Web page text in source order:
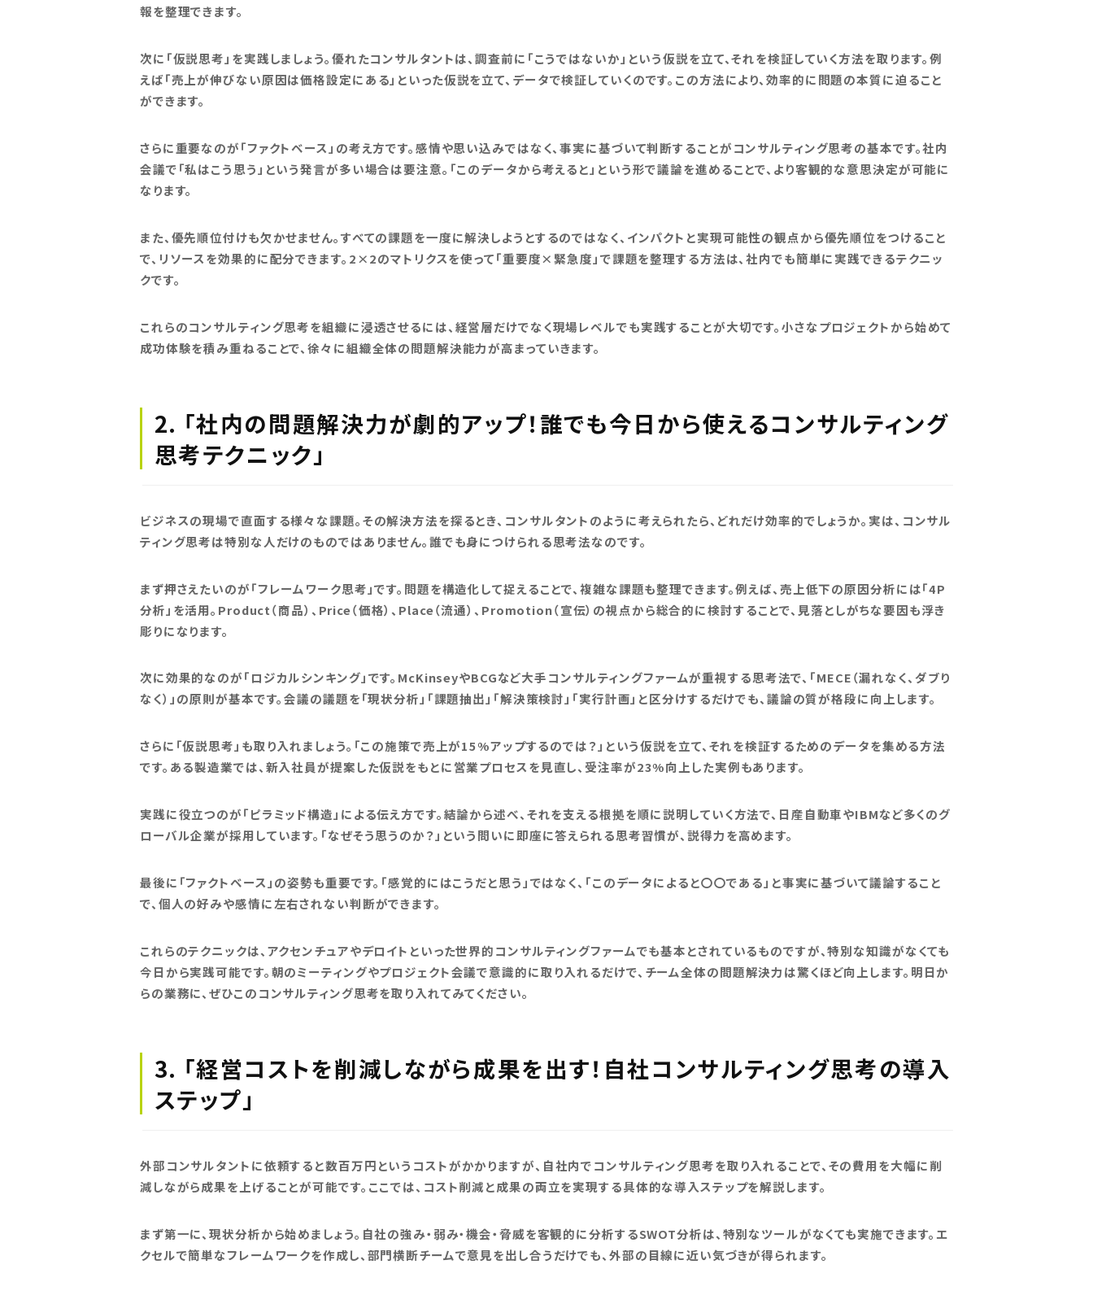
報を整理できます。
次に「仮説思考」を実践しましょう。優れたコンサルタントは、調査前に「こうではないか」という仮説を立て、それを検証していく方法を取ります。例
えば「売上が伸びない原因は価格設定にある」といった仮説を立て、データで検証していくのです。この方法により、効率的に問題の本質に迫ること
ができます。
さらに重要なのが「ファクトベース」の考え方です。感情や思い込みではなく、事実に基づいて判断することがコンサルティング思考の基本です。社内
会議で「私はこう思う」という発言が多い場合は要注意。「このデータから考えると」という形で議論を進めることで、より客観的な意思決定が可能に
なります。
また、優先順位付けも欠かせません。すべての課題を一度に解決しようとするのではなく、インパクトと実現可能性の観点から優先順位をつけること
で、リソースを効果的に配分できます。2×2のマトリクスを使って「重要度×緊急度」で課題を整理する方法は、社内でも簡単に実践できるテクニッ
クです。
これらのコンサルティング思考を組織に浸透させるには、経営層だけでなく現場レベルでも実践することが大切です。小さなプロジェクトから始めて
成功体験を積み重ねることで、徐々に組織全体の問題解決能力が高まっていきます。
2. 「社内の問題解決力が劇的アップ！誰でも今日から使えるコンサルティング
思考テクニック」
ビジネスの現場で直面する様々な課題。その解決方法を探るとき、コンサルタントのように考えられたら、どれだけ効率的でしょうか。実は、コンサル
ティング思考は特別な人だけのものではありません。誰でも身につけられる思考法なのです。
まず押さえたいのが「フレームワーク思考」です。問題を構造化して捉えることで、複雑な課題も整理できます。例えば、売上低下の原因分析には「4P
分析」を活用。Product（商品）、Price（価格）、Place（流通）、Promotion（宣伝）の視点から総合的に検討することで、見落としがちな要因も浮き
彫りになります。
次に効果的なのが「ロジカルシンキング」です。McKinseyやBCGなど大手コンサルティングファームが重視する思考法で、「MECE（漏れなく、ダブり
なく）」の原則が基本です。会議の議題を「現状分析」「課題抽出」「解決策検討」「実行計画」と区分けするだけでも、議論の質が格段に向上します。
さらに「仮説思考」も取り入れましょう。「この施策で売上が15%アップするのでは？」という仮説を立て、それを検証するためのデータを集める方法
です。ある製造業では、新入社員が提案した仮説をもとに営業プロセスを見直し、受注率が23%向上した実例もあります。
実践に役立つのが「ピラミッド構造」による伝え方です。結論から述べ、それを支える根拠を順に説明していく方法で、日産自動車やIBMなど多くのグ
ローバル企業が採用しています。「なぜそう思うのか？」という問いに即座に答えられる思考習慣が、説得力を高めます。
最後に「ファクトベース」の姿勢も重要です。「感覚的にはこうだと思う」ではなく、「このデータによると〇〇である」と事実に基づいて議論すること
で、個人の好みや感情に左右されない判断ができます。
これらのテクニックは、アクセンチュアやデロイトといった世界的コンサルティングファームでも基本とされているものですが、特別な知識がなくても
今日から実践可能です。朝のミーティングやプロジェクト会議で意識的に取り入れるだけで、チーム全体の問題解決力は驚くほど向上します。明日か
らの業務に、ぜひこのコンサルティング思考を取り入れてみてください。
3. 「経営コストを削減しながら成果を出す！自社コンサルティング思考の導入
ステップ」
外部コンサルタントに依頼すると数百万円というコストがかかりますが、自社内でコンサルティング思考を取り入れることで、その費用を大幅に削
減しながら成果を上げることが可能です。ここでは、コスト削減と成果の両立を実現する具体的な導入ステップを解説します。
まず第一に、現状分析から始めましょう。自社の強み・弱み・機会・脅威を客観的に分析するSWOT分析は、特別なツールがなくても実施できます。エ
クセルで簡単なフレームワークを作成し、部門横断チームで意見を出し合うだけでも、外部の目線に近い気づきが得られます。